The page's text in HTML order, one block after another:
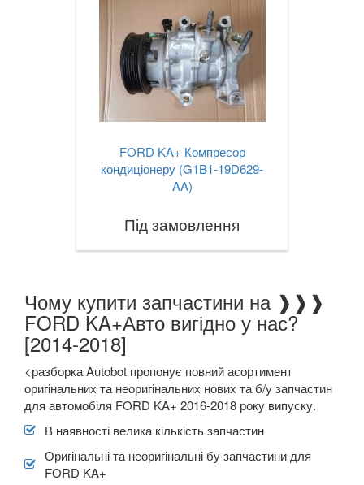
NISSAN keyboard_arrow_down
OPEL
PEUGEOT
PORSCHE keyboard_arrow_down
RENAULT
ROVER
FORD KA+ Компресор
кондиціонеру (G1B1-19D629-
AA)
Під замовлення
Чому купити запчастини на ❱❱❱
FORD KA+Авто вигідно у нас?
[2014-2018]
<разборка Autobot пропонує повний асортимент
оригінальних та неоригінальних нових та б/у запчастин
для автомобіля FORD KA+ 2016-2018 року випуску.
В наявності велика кількість запчастин
Оригінальні та неоригінальні бу запчастини для
FORD KA+